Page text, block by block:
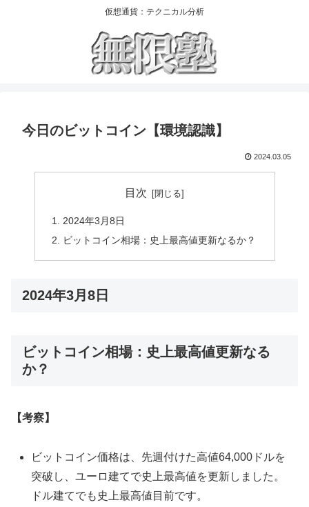
仮想通貨：テクニカル分析
今日のビットコイン【環境認識】
2024.03.05
目次
2024年3月8日
ビットコイン相場：史上最高値更新なるか？
2024年3月8日
ビットコイン相場：史上最高値更新なる
か？
【考察】
ビットコイン価格は、先週付けた高値64,000ドルを
突破し、ユーロ建てで史上最高値を更新しました。
ドル建てでも史上最高値目前です。